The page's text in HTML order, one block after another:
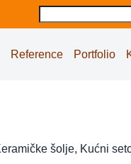
Reference Portfolio
šolje, Kućni